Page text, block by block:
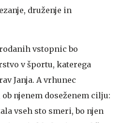
druženje in
vstopnic bo
v športu, katerega
Janja. A vrhunec
njenem doseženem cilju:
vseh sto smeri, bo njen